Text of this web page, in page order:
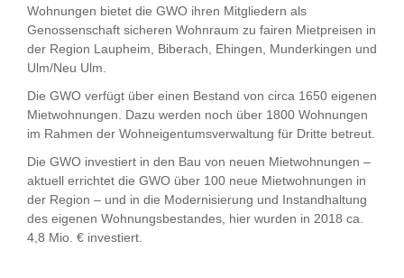
Wohnungen bietet die GWO ihren Mitgliedern als
Genossenschaft sicheren Wohnraum zu fairen Mietpreisen in
der Region Laupheim, Biberach, Ehingen, Munderkingen und
Ulm/Neu Ulm.
Die GWO verfügt über einen Bestand von circa 1650 eigenen
Mietwohnungen. Dazu werden noch über 1800 Wohnungen
im Rahmen der Wohneigentumsverwaltung für Dritte betreut.
Die GWO investiert in den Bau von neuen Mietwohnungen –
aktuell errichtet die GWO über 100 neue Mietwohnungen in
der Region – und in die Modernisierung und Instandhaltung
des eigenen Wohnungsbestandes, hier wurden in 2018 ca.
4,8 Mio. € investiert.